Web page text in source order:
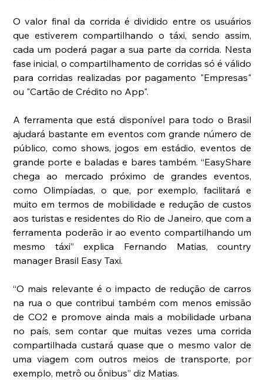
O valor final da corrida é dividido entre os usuários
que estiverem compartilhando o táxi, sendo assim,
cada um poderá pagar a sua parte da corrida. Nesta
fase inicial, o compartilhamento de corridas só é válido
para corridas realizadas por pagamento "Empresas"
ou "Cartão de Crédito no App".
A ferramenta que está disponível para todo o Brasil
ajudará bastante em eventos com grande número de
público, como shows, jogos em estádio, eventos de
grande porte e baladas e bares também. “EasyShare
chega ao mercado próximo de grandes eventos,
como Olimpíadas, o que, por exemplo, facilitará e
muito em termos de mobilidade e redução de custos
aos turistas e residentes do Rio de Janeiro, que com a
ferramenta poderão ir ao evento compartilhando um
mesmo táxi” explica Fernando Matias, country
manager Brasil Easy Taxi.
“O mais relevante é o impacto de redução de carros
na rua o que contribui também com menos emissão
de CO2 e promove ainda mais a mobilidade urbana
no país, sem contar que muitas vezes uma corrida
compartilhada custará quase que o mesmo valor de
uma viagem com outros meios de transporte, por
exemplo, metrô ou ônibus” diz Matias.